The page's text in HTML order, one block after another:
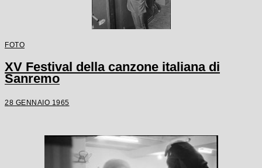
FOTO
XV Festival della canzone italiana di
Sanremo
28 GENNAIO 1965